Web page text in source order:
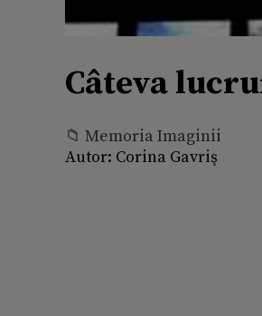
Câteva
📁 Memoria Imaginii
Autor: Corina Gavriş